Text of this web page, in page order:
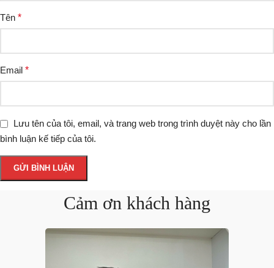
Tên *
Email *
Lưu tên của tôi, email, và trang web trong trình duyệt này cho lần
bình luận kế tiếp của tôi.
Cảm ơn khách hàng